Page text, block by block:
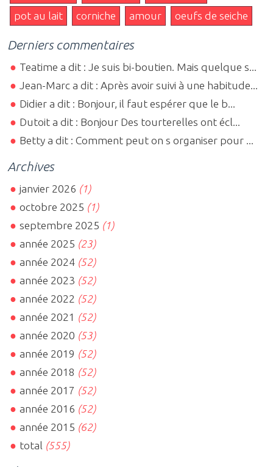
pot au lait
corniche amour oeufs de seiche
Derniers commentaires
Teatime a dit : Je suis bi-boutien. Mais quelque s...
Jean-Marc a dit : Après avoir suivi à une habitude...
Didier a dit : Bonjour, il faut espérer que le b...
Dutoit a dit : Bonjour Des tourterelles ont écl...
Betty a dit : Comment peut on s organiser pour ...
Archives
janvier 2026 (1)
octobre 2025 (1)
septembre 2025 (1)
année 2025 (23)
année 2024 (52)
année 2023 (52)
année 2022 (52)
année 2021 (52)
année 2020 (53)
année 2019 (52)
année 2018 (52)
année 2017 (52)
année 2016 (52)
année 2015 (62)
total (555)